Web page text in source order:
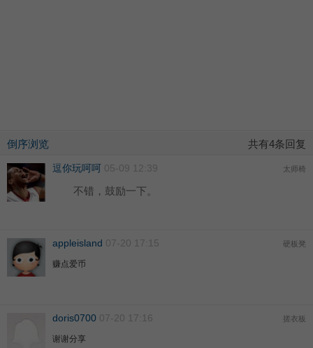
倒序浏览 共有4条回复
逗你玩呵呵 05-09 12:39 太师椅
不错，鼓励一下。
appleisland 07-20 17:15 硬板凳
赚点爱币
doris0700 07-20 17:16 搓衣板
谢谢分享